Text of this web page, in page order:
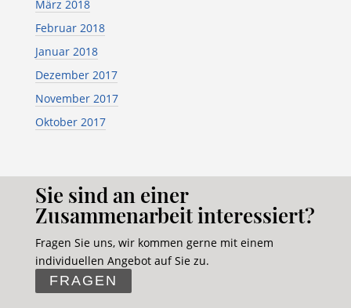
März 2018
Februar 2018
Januar 2018
Dezember 2017
November 2017
Oktober 2017
Sie sind an einer
Zusammenarbeit interessiert?
Fragen Sie uns, wir kommen gerne mit einem
individuellen Angebot auf Sie zu.
FRAGEN